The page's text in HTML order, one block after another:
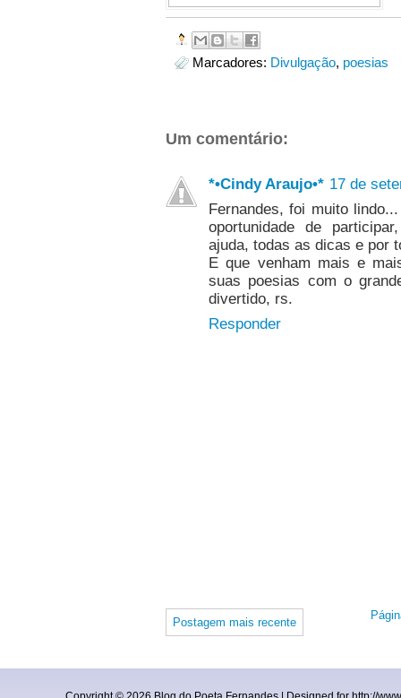
Marcadores: Divulgação, poesias
Um comentário:
*•Cindy Araujo•* 17 de
Fernandes, foi muito
oportunidade de
ajuda, todas as dicas e por
E que venham mais e
suas poesias com o
divertido, rs.
Responder
Postagem mais recente